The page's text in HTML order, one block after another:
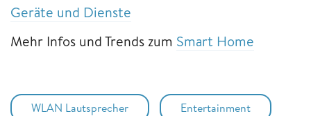
Geräte und Dienste
Mehr Infos und Trends zum Smart Home
WLAN Lautsprecher Entertainment